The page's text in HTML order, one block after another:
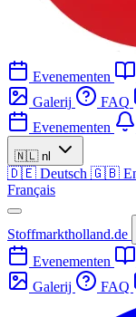
Evenementen
Galerij
FAQ
Evenementen
🇳🇱 nl
🇩🇪 Deutsch 🇬🇧
Français
Stoffmarktholland.de
Evenementen
Galerij
FAQ